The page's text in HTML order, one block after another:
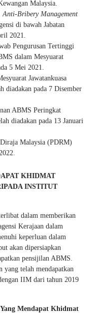
Malaysia.
Anti-Bribery Management
di bawah Jabatan
2021.
Pengurusan Tertinggi
dalam Mesyuarat
5 Mei 2021.
Jawatankuasa
diadakan pada 7 Disember
ABMS Peringkat
diadakan pada 13 Januari
Malaysia (PDRM)
KHIDMAT
INSTITUT
dalam memberikan
Kerajaan dalam
keperluan dalam
akan dipersiapkan
pensijilan ABMS.
yang telah mendapatkan
IIM dari tahun 2019
Mendapat Khidmat